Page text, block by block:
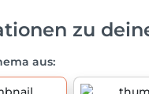
zu
aus: